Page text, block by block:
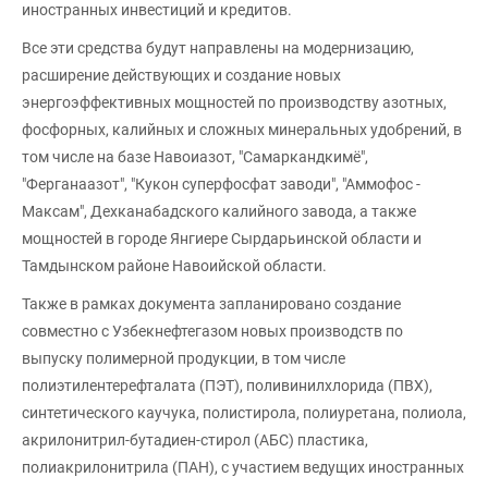
иностранных инвестиций и кредитов.
Все эти средства будут направлены на модернизацию,
расширение действующих и создание новых
энергоэффективных мощностей по производству азотных,
фосфорных, калийных и сложных минеральных удобрений, в
том числе на базе Навоиазот, "Самаркандкимё",
"Ферганаазот", "Кукон суперфосфат заводи", "Аммофос -
Максам", Дехканабадского калийного завода, а также
мощностей в городе Янгиере Сырдарьинской области и
Тамдынском районе Навоийской области.
Также в рамках документа запланировано создание
совместно с Узбекнефтегазом новых производств по
выпуску полимерной продукции, в том числе
полиэтилентерефталата (ПЭТ), поливинилхлорида (ПВХ),
синтетического каучука, полистирола, полиуретана, полиола,
акрилонитрил-бутадиен-стирол (АБС) пластика,
полиакрилонитрила (ПАН), с участием ведущих иностранных